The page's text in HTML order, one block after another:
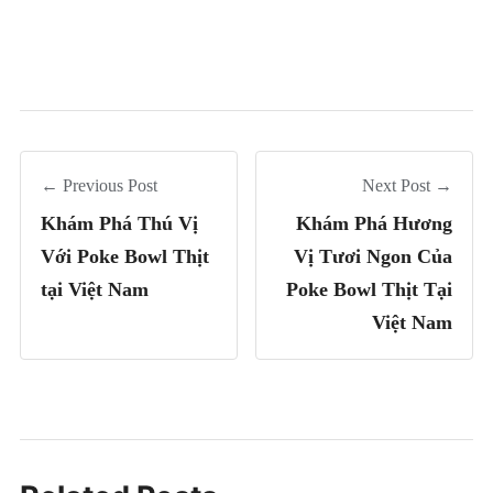
← Previous Post
Khám Phá Thú Vị
Với Poke Bowl Thịt
tại Việt Nam
Next Post →
Khám Phá Hương
Vị Tươi Ngon Của
Poke Bowl Thịt Tại
Việt Nam